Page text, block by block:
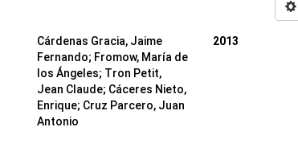
Cárdenas Gracia, Jaime
Fernando; Fromow, María de
los Ángeles; Tron Petit,
Jean Claude; Cáceres Nieto,
Enrique; Cruz Parcero, Juan
Antonio
2013